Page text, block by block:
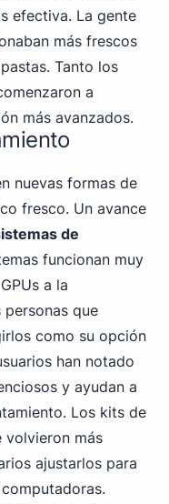
efectiva. La gente
más frescos
Tanto los
a
más avanzados.
nuevas formas de
fresco. Un avance
de
funcionan muy
a la
personas que
como su opción
han notado
y ayudan a
Los kits de
volvieron más
ajustarlos para